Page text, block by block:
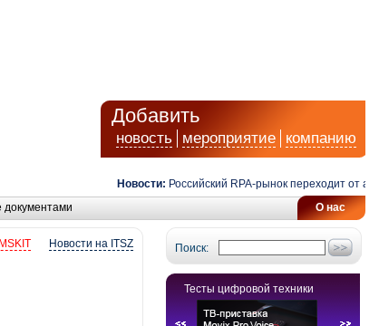
Добавить
новость мероприятие компанию
Новости: Российский RPA-рынок переходит от
О нас
документами
Поиск:
Тесты цифровой техники
Новости на ITSZ